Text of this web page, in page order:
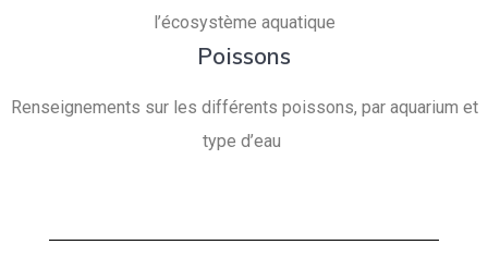
l’écosystème aquatique
Poissons
Renseignements sur les différents poissons, par aquarium et
type d’eau